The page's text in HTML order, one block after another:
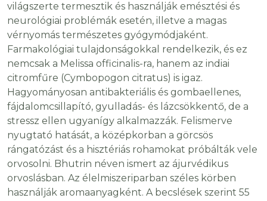
világszerte termesztik és használják emésztési és
neurológiai problémák esetén, illetve a magas
vérnyomás természetes gyógymódjaként.
Farmakológiai tulajdonságokkal rendelkezik, és ez
nemcsak a Melissa officinalis-ra, hanem az indiai
citromfűre (Cymbopogon citratus) is igaz.
Hagyományosan antibakteriális és gombaellenes,
fájdalomcsillapító, gyulladás- és lázcsökkentő, de a
stressz ellen ugyanígy alkalmazzák. Felismerve
nyugtató hatását, a középkorban a görcsös
rángatózást és a hisztériás rohamokat próbálták vele
orvosolni. Bhutrin néven ismert az ájurvédikus
orvoslásban. Az élelmiszeriparban széles körben
használják aromaanyagként. A becslések szerint 55